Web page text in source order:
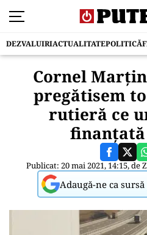
DEZVALUIRIACTUALITATEPOLITICĂ
Cornel
pregătisem
rutieră ce
finanțată
Publicat: 20 mai 2021, 14:15, de
Adaugă-ne ca